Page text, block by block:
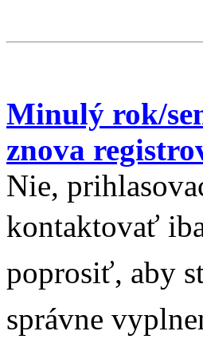
Minulý rok/
znova
Nie,
kontaktovať
poprosiť, aby
správne